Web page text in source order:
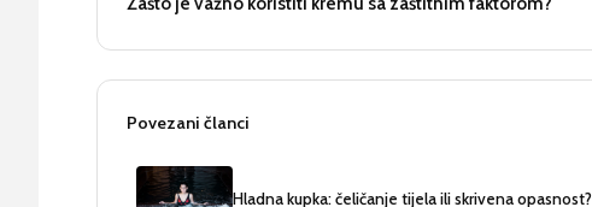
Povezani članci
Hladna kupka: čeličanje tijela ili skrivena opasnost?